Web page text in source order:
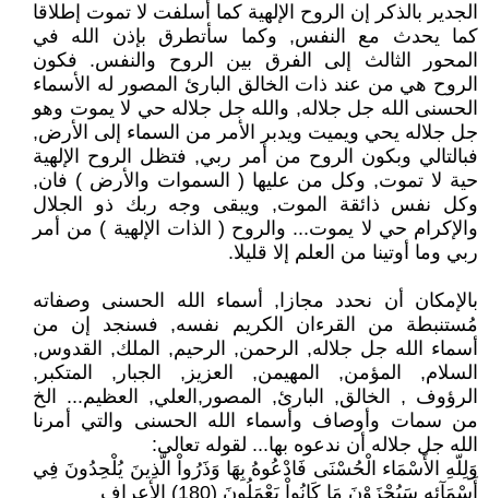
الجدير بالذكر إن الروح الإلهية كما أسلفت لا تموت إطلاقا
كما يحدث مع النفس, وكما سأتطرق بإذن الله في
المحور الثالث إلى الفرق بين الروح والنفس. فكون
الروح هي من عند ذات الخالق البارئ المصور له الأسماء
الحسنى الله جل جلاله, والله جل جلاله حي لا يموت وهو
جل جلاله يحي ويميت ويدبر الأمر من السماء إلى الأرض,
فبالتالي وبكون الروح من أمر ربي, فتظل الروح الإلهية
حية لا تموت, وكل من عليها ( السموات والأرض ) فان,
وكل نفس ذائقة الموت, ويبقى وجه ربك ذو الجلال
والإكرام حي لا يموت... والروح ( الذات الإلهية ) من أمر
ربي وما أوتينا من العلم إلا قليلا.
بالإمكان أن نحدد مجازا, أسماء الله الحسنى وصفاته
مُستنبطة من القرءان الكريم نفسه, فسنجد إن من
أسماء الله جل جلاله, الرحمن, الرحيم, الملك, القدوس,
السلام, المؤمن, المهيمن, العزيز, الجبار, المتكبر,
الرؤوف , الخالق, البارئ, المصور,العلي, العظيم... الخ
من سمات وأوصاف وأسماء الله الحسنى والتي أمرنا
الله جل جلاله أن ندعوه بها... لقوله تعالى:
وَلِلّهِ الأَسْمَاء الْحُسْنَى فَادْعُوهُ بِهَا وَذَرُواْ الَّذِينَ يُلْحِدُونَ فِي
أَسْمَآئِهِ سَيُجْزَوْنَ مَا كَانُواْ يَعْمَلُونَ (180) الأعراف